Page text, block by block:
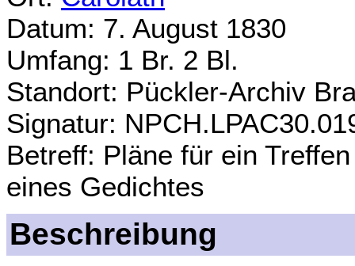
Datum: 7. August 1830
Umfang: 1 Br. 2 Bl.
Standort: Pückler-Archiv
Signatur:
Betreff: Pläne für ein
eines Gedichtes
Beschreibung